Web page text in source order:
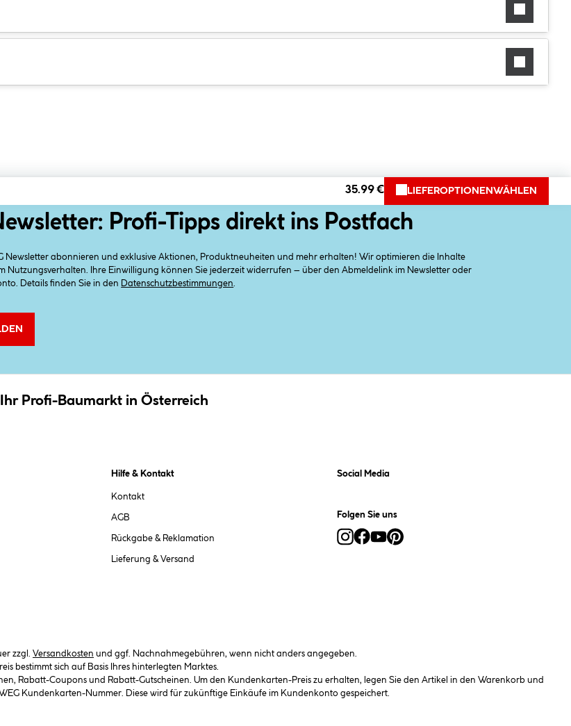
35.99 € LIEFEROPTIONEN WÄHLEN
Profi-Tipps direkt ins Postfach
Newsletter abonnieren und exklusive Aktionen, Produktneuheiten und mehr erhalten! Wir optimieren die Inhalte
Nutzungsverhalten. Ihre Einwilligung können Sie jederzeit widerrufen – über den Abmeldelink im Newsletter oder
Details finden Sie in den
Datenschutzbestimmungen
Ihr Profi-Baumarkt in Österreich
Hilfe & Kontakt
Kontakt
AGB
Rückgabe & Reklamation
Lieferung & Versand
Social Media
Folgen Sie uns
zzgl. Versandkosten und ggf. Nachnahmegebühren, wenn nicht anders angegeben.
bestimmt sich auf Basis Ihres hinterlegten Marktes.
Rabatt-Coupons und Rabatt-Gutscheinen. Um den Kundenkarten-Preis zu erhalten, legen Sie den Artikel in den Warenkorb und
Kundenkarten-Nummer. Diese wird für zukünftige Einkäufe im Kundenkonto gespeichert.